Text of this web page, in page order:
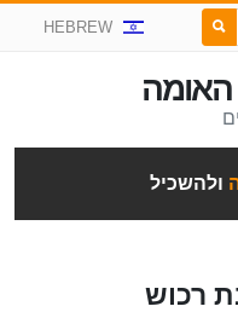
HEBREW
האומה
ולהשכיל
רכוש